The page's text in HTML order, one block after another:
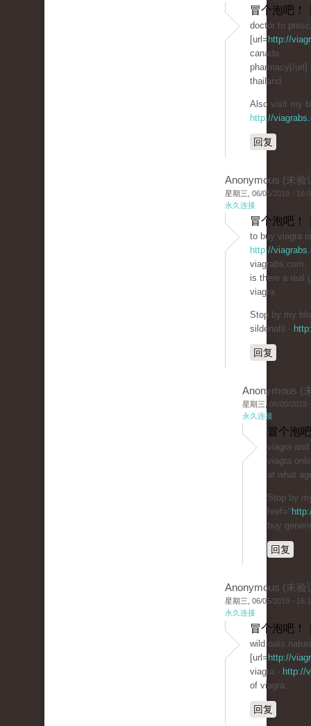
冒个泡吧！
doctor to
[url= http://
canada
pharmacy[/url]
thailand.
Also visit my
http://
回复
Anonymous (未验
星期三, 06/05/2019 -
永久连接
冒个泡吧！
to buy viagra
http://
viagrabs.com.
is there a real
viagra.
Stop by my
sildenafil -
回复
Anonymous (
星期三, 06/05/2019
永久连接
冒个泡
viagra
viagra
at what
Stop by
href="
buy
回复
Anonymous (未验
星期三, 06/05/2019 -
永久连接
冒个泡吧！
wild oats
[url= http://
viagra - http://
of viagra.
回复